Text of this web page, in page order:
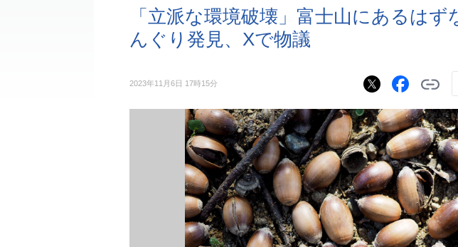
「立派な環境破壊」富士山にあるはず
んぐり発見、Xで物議
2023年11月6日 17時15分